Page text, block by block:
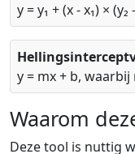
y = y₁ + (x - x₁) × (y₂
y = mx + b, waarbij
Waarom
Deze tool is nuttig